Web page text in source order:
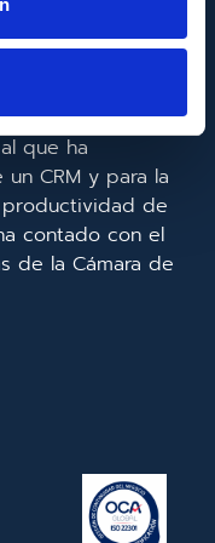
del Fondo
tecnologías de
y el
que ha
CRM y para la
de
contado con el
de la Cámara de